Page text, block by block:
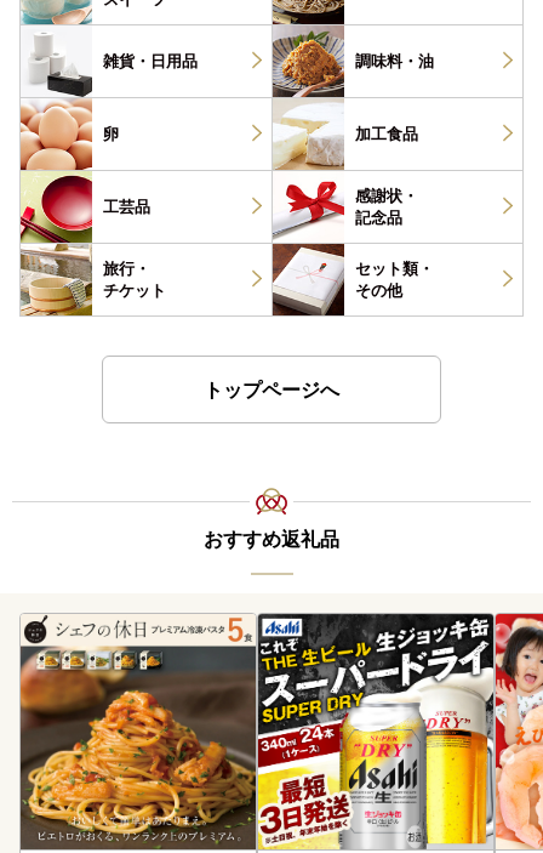
雑貨・ 日用品 調味料・ 油
卵 加工食品
工芸品
感謝状・
記念品
旅行・
チケット
セット類・
その他
トップページへ
おすすめ返礼品